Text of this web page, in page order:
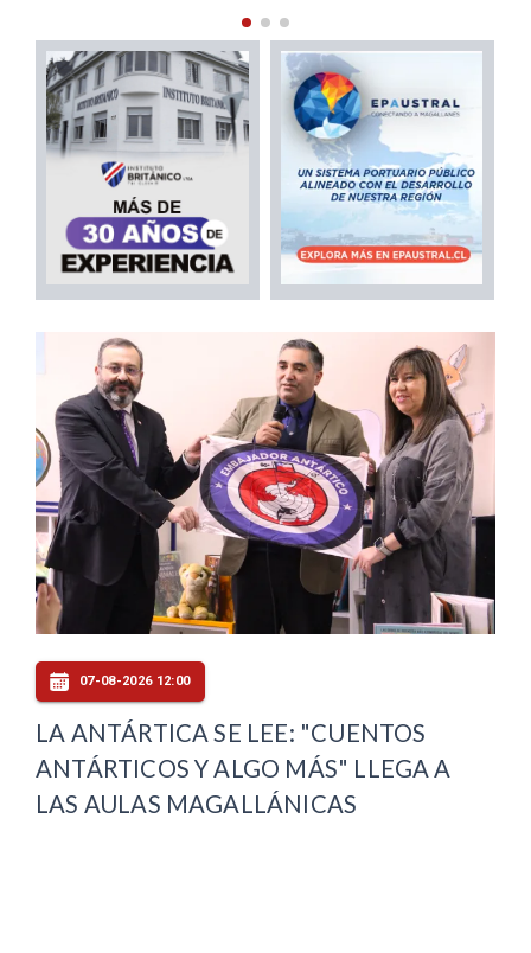
07-08-2026 12:00
LA ANTÁRTICA SE LEE: "CUENTOS
ANTÁRTICOS Y ALGO MÁS" LLEGA A
LAS AULAS MAGALLÁNICAS